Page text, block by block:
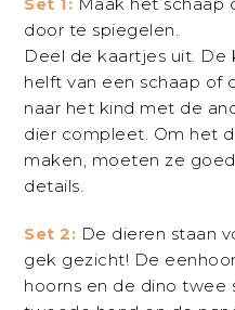
door te spiegelen.
Deel de kaartjes uit. De
helft van een schaap of
naar het kind met de
dier compleet. Om het
maken, moeten ze
details.
Set 2: De dieren staan
gek gezicht! De
hoorns en de dino twee